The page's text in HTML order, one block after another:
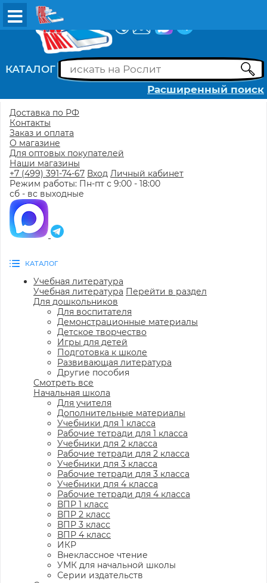
КАТАЛОГ
Расширенный поиск
Доставка по РФ
Контакты
Заказ и оплата
О магазине
Для оптовых покупателей
Наши магазины
+7 (499) 391-74-67 Вход Личный кабинет
Режим работы: Пн-пт с 9:00 - 18:00
сб - вс выходные
КАТАЛОГ
Учебная литература
Учебная литература Перейти в раздел
Для дошкольников
Для воспитателя
Демонстрационные материалы
Детское творчество
Игры для детей
Подготовка к школе
Развивающая литература
Другие пособия
Смотреть все
Начальная школа
Для учителя
Дополнительные материалы
Учебники для 1 класса
Рабочие тетради для 1 класса
Учебники для 2 класса
Рабочие тетради для 2 класса
Учебники для 3 класса
Рабочие тетради для 3 класса
Учебники для 4 класса
Рабочие тетради для 4 класса
ВПР 1 класс
ВПР 2 класс
ВПР 3 класс
ВПР 4 класс
ИКР
Внеклассное чтение
УМК для начальной школы
Серии издательств